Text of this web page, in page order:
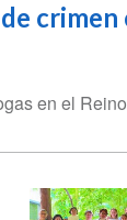
crimen
en el